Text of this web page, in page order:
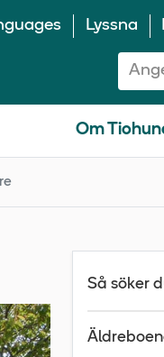
Lyssna
Sök
Om
Så söker